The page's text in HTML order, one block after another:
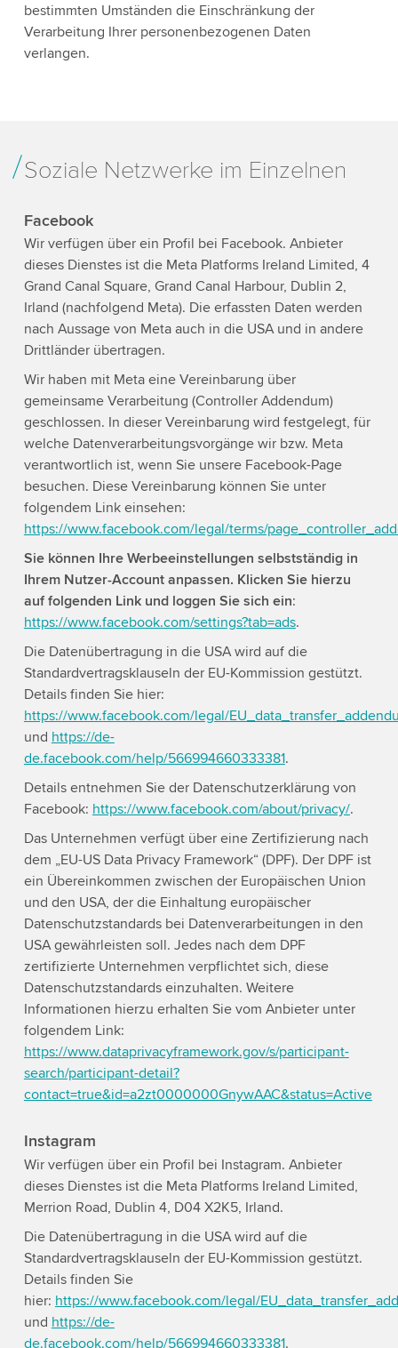
bestimmten Umständen die Einschränkung der
Verarbeitung Ihrer personenbezogenen Daten
verlangen.
Soziale Netzwerke im Einzelnen
Facebook
Wir verfügen über ein Profil bei Facebook. Anbieter
dieses Dienstes ist die Meta Platforms Ireland Limited, 4
Grand Canal Square, Grand Canal Harbour, Dublin 2,
Irland (nachfolgend Meta). Die erfassten Daten werden
nach Aussage von Meta auch in die USA und in andere
Drittländer übertragen.
Wir haben mit Meta eine Vereinbarung über
gemeinsame Verarbeitung (Controller Addendum)
geschlossen. In dieser Vereinbarung wird festgelegt, für
welche Datenverarbeitungsvorgänge wir bzw. Meta
verantwortlich ist, wenn Sie unsere Facebook-Page
besuchen. Diese Vereinbarung können Sie unter
folgendem Link einsehen:
https://www.facebook.com/legal/terms/
Sie können Ihre Werbeeinstellungen selbstständig in
Ihrem Nutzer-Account anpassen. Klicken Sie hierzu
auf folgenden Link und loggen Sie sich ein:
https://www.facebook.com/settings?tab=ads.
Die Datenübertragung in die USA wird auf die
Standardvertragsklauseln der EU-Kommission gestützt.
Details finden Sie hier:
https://www.facebook.com/legal/
und https://de-
de.facebook.com/help/566994660333381.
Details entnehmen Sie der Datenschutzerklärung von
Facebook: https://www.facebook.com/about/privacy/.
Das Unternehmen verfügt über eine Zertifizierung nach
dem „EU-US Data Privacy Framework“ (DPF). Der DPF ist
ein Übereinkommen zwischen der Europäischen Union
und den USA, der die Einhaltung europäischer
Datenschutzstandards bei Datenverarbeitungen in den
USA gewährleisten soll. Jedes nach dem DPF
zertifizierte Unternehmen verpflichtet sich, diese
Datenschutzstandards einzuhalten. Weitere
Informationen hierzu erhalten Sie vom Anbieter unter
folgendem Link:
https://www.dataprivacyframework.gov/s/participant-
search/participant-detail?
contact=true&id=a2zt0000000GnywAAC&status=Active
Instagram
Wir verfügen über ein Profil bei Instagram. Anbieter
dieses Dienstes ist die Meta Platforms Ireland Limited,
Merrion Road, Dublin 4, D04 X2K5, Irland.
Die Datenübertragung in die USA wird auf die
Standardvertragsklauseln der EU-Kommission gestützt.
Details finden Sie
hier: https://www.facebook.com/legal/
und https://de-
de.facebook.com/help/566994660333381.